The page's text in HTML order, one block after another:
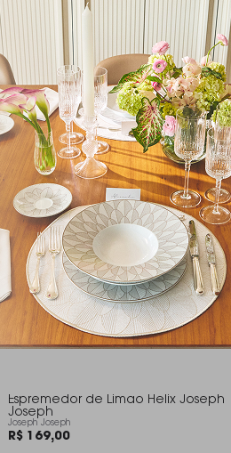
Plus
R$ 92,00
Espremedor de Limao Helix Joseph
Joseph
Joseph Joseph
R$ 169,00